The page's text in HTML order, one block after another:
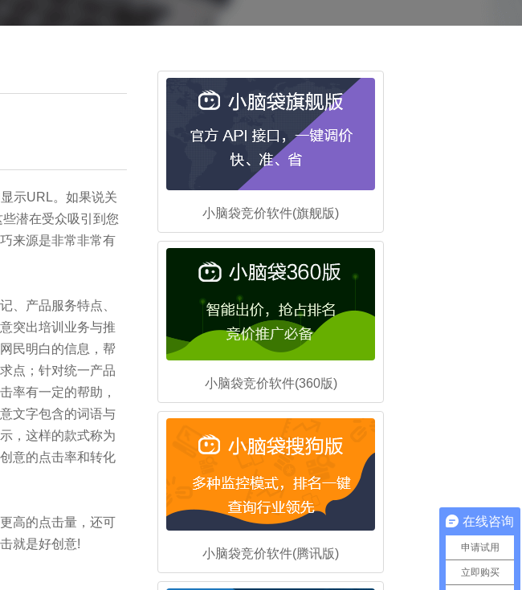
小脑袋竞价软件(旗舰版)
小脑袋竞价软件(360版)
小脑袋竞价软件(腾讯版)
示URL。如果说关
潜在受众吸引到您
来源是非常非常有
、产品服务特点、
突出培训业务与推
民明白的信息，帮
点；针对统一产品
率有一定的帮助，
文字包含的词语与
，这样的款式称为
意的点击率和转化
高的点击量，还可
就是好创意!
在线咨询
申请试用
立即购买